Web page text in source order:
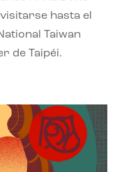
hasta el
Taiwan
de Taipéi.